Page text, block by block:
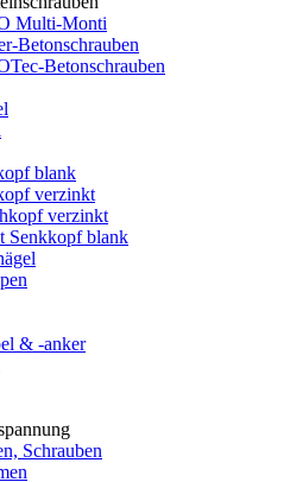
Multi-Monti
Betonschrauben
Betonschrauben
blank
verzinkt
verzinkt
Senkkopf blank
& -anker
Schrauben